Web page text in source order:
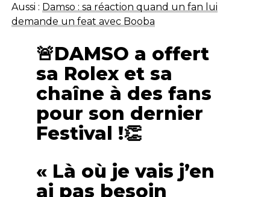
Aussi : Damso : sa réaction quand un fan lui
demande un feat avec Booba
🚨DAMSO a offert
sa Rolex et sa
chaîne à des fans
pour son dernier
Festival !👏
« Là où je vais j’en
ai pas besoin